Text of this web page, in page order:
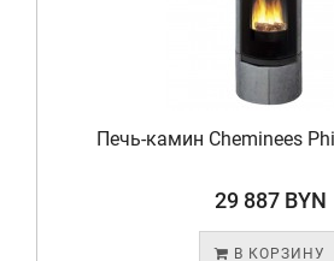
Печь-камин Cheminees
29 887 BYN
В КОРЗИНУ